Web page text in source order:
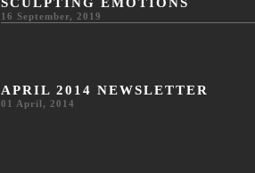
SCULPTING EMOTIONS
16 September, 2019
APRIL 2014 NEWSLETTER
01 April, 2014